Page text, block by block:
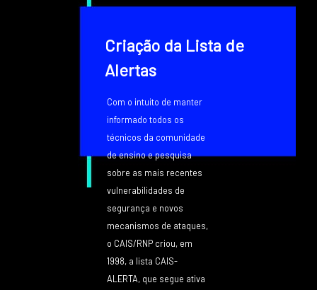
Criação da Lista de
Alertas
Com o intuito de manter
informado todos os
técnicos da comunidade
de ensino e pesquisa
sobre as mais recentes
vulnerabilidades de
segurança e novos
mecanismos de ataques,
o CAIS/RNP criou, em
1998, a lista CAIS-
ALERTA, que segue ativa